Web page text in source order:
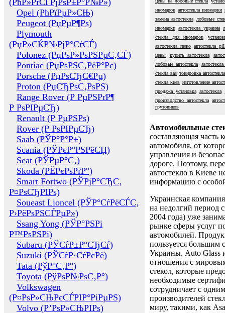
(РћР»РґСЃРјРѕР±Р°Р№Р»)
Opel (РћРїРµР»СЊ)
Peugeot (РџРµР¶Рѕ)
Plymouth
(РџР»СЌР№РјР°СѓСЃ)
Polonez (РџРѕР»РѕРЅРµС‚СЃ)
Pontiac (РџРѕРЅС‚РёР°Рє)
Porsche (РџРѕСЂС€Рµ)
Proton (РџСЂРѕС‚РѕРЅ)
Range Rover (Р РµРЅРґР¶
Р РѕРІРµСЂ)
Renault (Р РµРЅРѕ)
Rover (Р РѕРІРµСЂ)
Saab (РЎР°Р°Р±)
Scania (РЎРєР°РЅРёСЏ)
Seat (РЎРµР°С‚)
Skoda (РЁРєРѕРґР°)
Smart Fortwo (РЎРјР°СЂС‚
Р¤РѕСЂРІРѕ)
Soueast Lioncel (РЎР°СѓРёСЃС‚
Р›РёРѕРЅСЃРµР»)
Ssang Yong (РЎР°РЅРі
Р™РѕРЅРі)
Subaru (РЎСѓР±Р°СЂСѓ)
Suzuki (РЎСѓР·СѓРєРё)
Tata (РўР°С‚Р°)
Toyota (РўРѕР№РѕС‚Р°)
Volkswagen
(Р¤РѕР»СЊРєСЃРІР°РіРµРЅ)
Volvo (Р’РѕР»СЊРІРѕ)
иномарок автостекла иномарки
замена автостекла
лобовые
иномарки автостекла украина
стекла для иномарок
автостекла пежо
автостекла
цены
купить автостекла
лобовые автостекла
стекла ваз тонировка автостекла
стекла киев изготовление
продажа установка автостекла
производство автостекла
грузовиков
Автомобильные
составляющая часть
автомобиля, от
управления и
дороге. Поэтому,
автостекло в Киеве
информацию с
Украинская
на недолгий период
2004 года) уже
рынке сферы услуг
автомобилей.
пользуется большим
Украины. Auto Glass
отношения с
стекол, которые
необходимые
сотрудничает с
производителей
миру, такими, как